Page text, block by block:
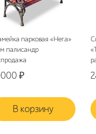
парковая «Нега»
палисандр
₽
В корзину